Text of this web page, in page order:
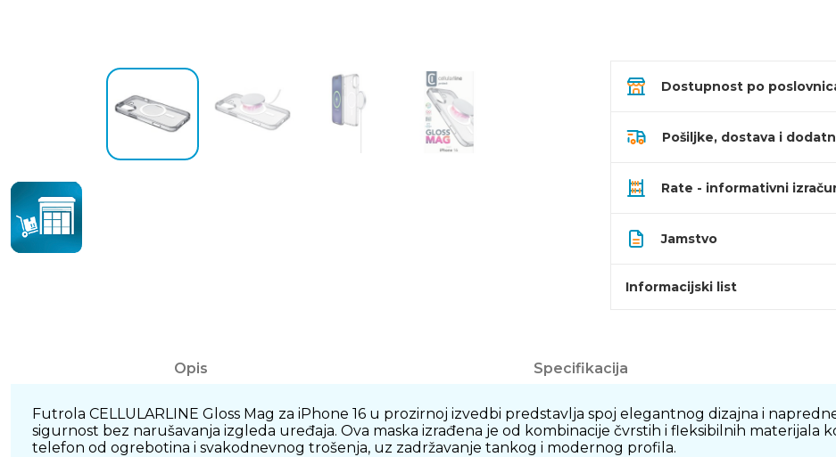
Dostupnost po
Pošiljke, dostava i
Rate - informativni
Jamstvo
Informacijski list
Opis Specifikacija
Futrola CELLULARLINE Gloss Mag za iPhone 16 u prozirnoj izvedbi predstavlja spoj elegantnog dizajna i
sigurnost bez narušavanja izgleda uređaja. Ova maska izrađena je od kombinacije čvrstih i fleksibilnih materijala
telefon od ogrebotina i svakodnevnog trošenja, uz zadržavanje tankog i modernog profila.